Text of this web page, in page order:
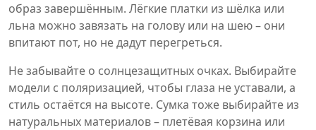
образ завершённым. Лёгкие платки из шёлка или
льна можно завязать на голову или на шею – они
впитают пот, но не дадут перегреться.
Не забывайте о солнцезащитных очках. Выбирайте
модели с поляризацией, чтобы глаза не уставали, а
стиль остаётся на высоте. Сумка тоже выбирайте из
натуральных материалов – плетёвая корзина или